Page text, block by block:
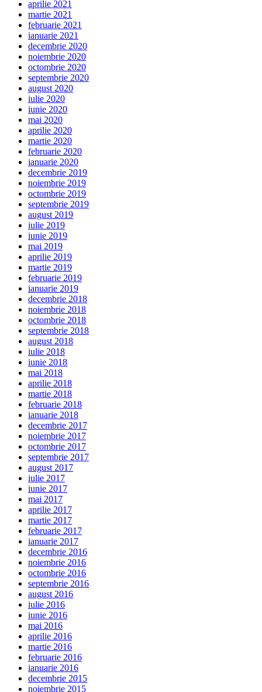
aprilie 2021
martie 2021
februarie 2021
ianuarie 2021
decembrie 2020
noiembrie 2020
octombrie 2020
septembrie 2020
august 2020
iulie 2020
iunie 2020
mai 2020
aprilie 2020
martie 2020
februarie 2020
ianuarie 2020
decembrie 2019
noiembrie 2019
octombrie 2019
septembrie 2019
august 2019
iulie 2019
iunie 2019
mai 2019
aprilie 2019
martie 2019
februarie 2019
ianuarie 2019
decembrie 2018
noiembrie 2018
octombrie 2018
septembrie 2018
august 2018
iulie 2018
iunie 2018
mai 2018
aprilie 2018
martie 2018
februarie 2018
ianuarie 2018
decembrie 2017
noiembrie 2017
octombrie 2017
septembrie 2017
august 2017
iulie 2017
iunie 2017
mai 2017
aprilie 2017
martie 2017
februarie 2017
ianuarie 2017
decembrie 2016
noiembrie 2016
octombrie 2016
septembrie 2016
august 2016
iulie 2016
iunie 2016
mai 2016
aprilie 2016
martie 2016
februarie 2016
ianuarie 2016
decembrie 2015
noiembrie 2015